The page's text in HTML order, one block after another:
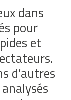
dans
pour
et
d’autres